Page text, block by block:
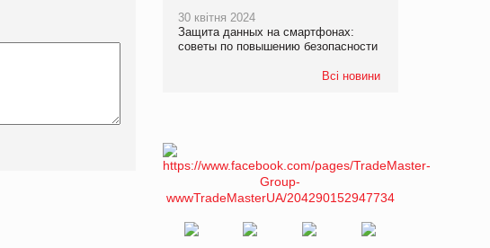
30 квітня 2024
Защита данных на смартфонах:
советы по повышению безопасности
Всі новини